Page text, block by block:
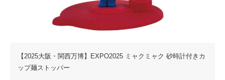
【2025大阪・関西万博】EXPO2025 ミャクミャク 砂時計付きカ
ップ麺ストッパー